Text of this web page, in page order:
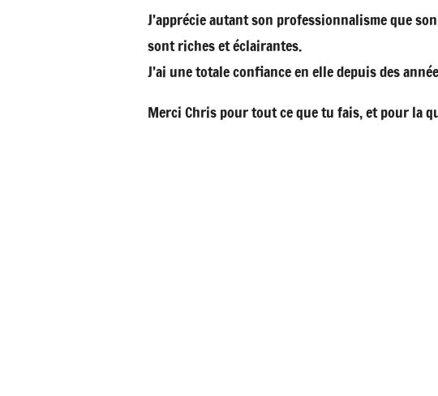
J’apprécie autant son professionnalisme que
sont riches et éclairantes.
J’ai une totale confiance en elle depuis des
Merci Chris pour tout ce que tu fais, et pour la